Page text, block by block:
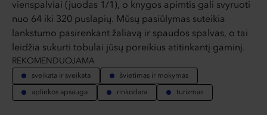
vienspalviai (juodas 1/1), o knygos apimtis gali svyruoti
nuo 64 iki 320 puslapių. Mūsų pasiūlymas suteikia
lankstumo pasirenkant žaliavą ir spaudos spalvas, o tai
leidžia sukurti tobulai jūsų poreikius atitinkantį gaminį.
REKOMENDUOJAMA
sveikata ir sveikata švietimas ir mokymas
aplinkos apsauga rinkodara turizmas